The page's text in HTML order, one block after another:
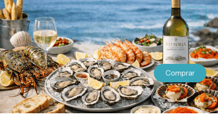
al
contenido
Comprar